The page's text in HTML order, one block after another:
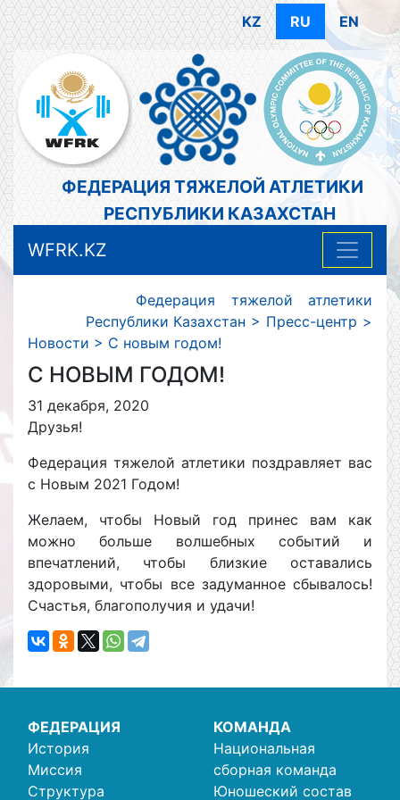
KZ RU EN
ФЕДЕРАЦИЯ ТЯЖЕЛОЙ АТЛЕТИКИ
РЕСПУБЛИКИ КАЗАХСТАН
WFRK.KZ
Федерация тяжелой атлетики
Республики Казахстан > Пресс-центр >
Новости > С новым годом!
С НОВЫМ ГОДОМ!
31 декабря, 2020
Друзья!
Федерация тяжелой атлетики поздравляет вас
с Новым 2021 Годом!
Желаем, чтобы Новый год принес вам как
можно больше волшебных событий и
впечатлений, чтобы близкие оставались
здоровыми, чтобы все задуманное сбывалось!
Счастья, благополучия и удачи!
ФЕДЕРАЦИЯ
История
Миссия
Структура
КОМАНДА
Национальная
сборная команда
Юношеский состав